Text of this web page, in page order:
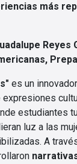
más
Reyes
es un
expresiones
estudiantes
luz a las
A